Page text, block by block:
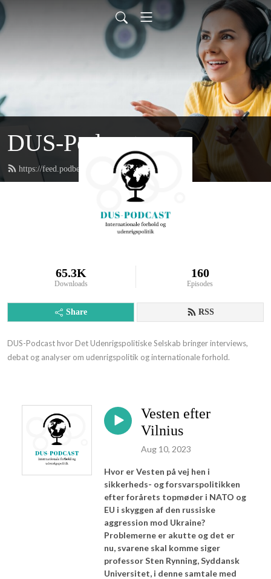
DUS-Podcast
https://feed.podbean.com/duspodcast/feed.xml
65.3K
Downloads
160
Episodes
Share RSS
DUS-Podcast hvor Det Udenrigspolitiske Selskab bringer interviews,
debat og analyser om udenrigspolitik og internationale forhold.
Vesten efter
Vilnius
Aug 10, 2023
Hvor er Vesten på vej hen i
sikkerheds- og forsvarspolitikken
efter forårets topmøder i NATO og
EU i skyggen af den russiske
aggression mod Ukraine?
Problemerne er akutte og det er
nu, svarene skal komme siger
professor Sten Rynning, Syddansk
Universitet, i denne samtale med